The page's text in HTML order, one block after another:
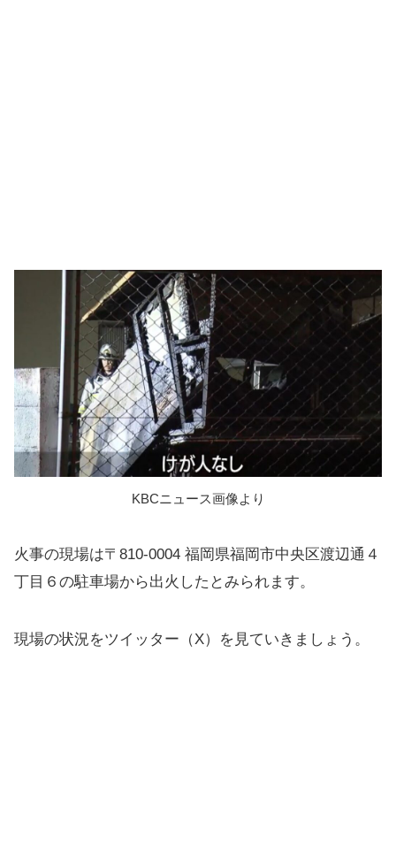
KBCニュース画像より
火事の現場は〒810-0004 福岡県福岡市中央区渡辺通４
丁目６の駐車場から出火したとみられます。
現場の状況をツイッター（X）を見ていきましょう。